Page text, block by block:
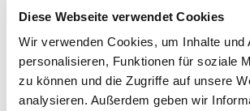
Diese Webseite verwendet Cookies
Wir verwenden Cookies, um Inhalte und
personalisieren, Funktionen für soziale
zu können und die Zugriffe auf unsere
analysieren. Außerdem geben wir